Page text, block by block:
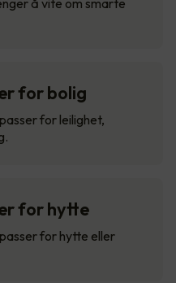
å vite om smarte
for bolig
for leilighet,
for hytte
for hytte eller